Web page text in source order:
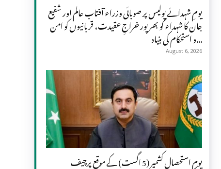
یومِ شہدائے پولیس پر صوبائی وزراء آفتاب عالم اور شفیع
جان کا شہداء کو بھرپور خراجِ عقیدت، قربانیوں کو امن
و استحکام کی بنیاد...
August 6, 2026
یومِ استحصالِ کشمیر (5 اگست) کے موقع پرچیف